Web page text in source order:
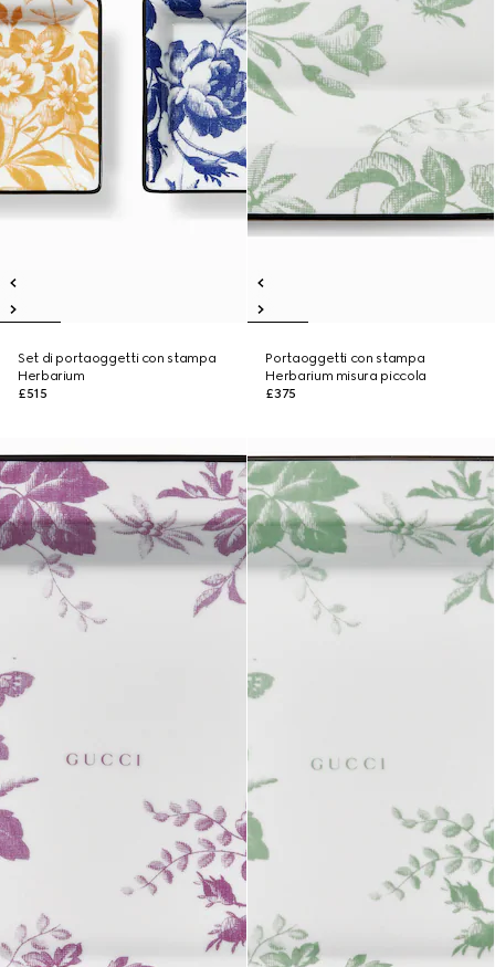
Set di portaoggetti con stampa
Herbarium
£515
Portaoggetti con stampa
Herbarium misura piccola
£375